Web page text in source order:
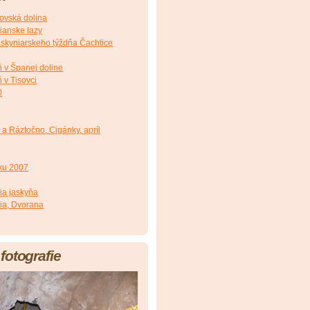
dolina
lazy
týždňa Čachtice
v Španej doline
v Tisovci
Ráztočno, Cigánky, apríl
2007
jaskyňa
Dvorana